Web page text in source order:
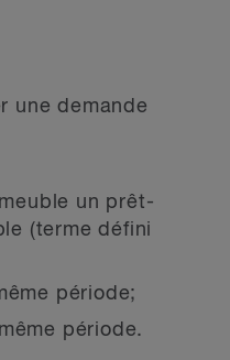
une demande
un prêt-
(terme défini
période;
période.